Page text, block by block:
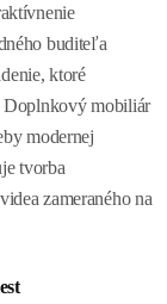
buditeľa
ktoré
Doplnkový mobiliár
modernej
tvorba
zameraného na